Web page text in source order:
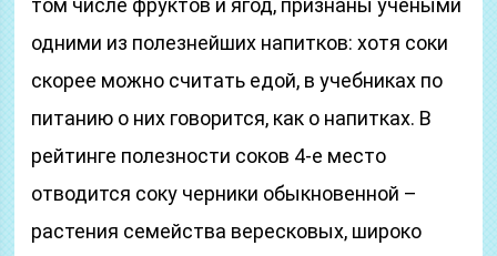
том числе фруктов и ягод, признаны учеными
одними из полезнейших напитков: хотя соки
скорее можно считать едой, в учебниках по
питанию о них говорится, как о напитках. В
рейтинге полезности соков 4-е место
отводится соку черники обыкновенной –
растения семейства вересковых, широко